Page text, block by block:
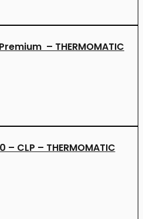
– THERMOMATIC
CLP – THERMOMATIC